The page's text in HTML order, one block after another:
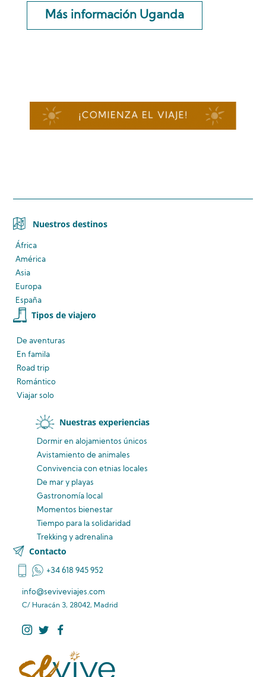
Más información Uganda
Nuestros destinos
África
América
Asia
Europa
España
Tipos de viajero
De aventuras
En famila
Road trip
Romántico
Viajar solo
Nuestras experiencias
Dormir en alojamientos únicos
Avistamientode animales
Convivenciacon etnias locales
De mar y playas
Gastronomía local
Momentos bienestar
Tiempo para la solidaridad
Trekking y adrenalina
Contacto
+34 618 945 952
info@seviveviajes.com
C/ Huracán 3, 28042, Madrid